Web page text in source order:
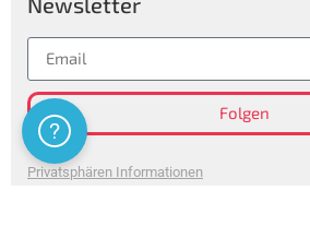
Folgen
Privatsphären Informationen
Assistenza